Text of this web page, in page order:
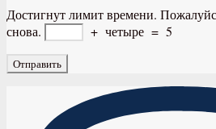
Достигнут лимит времени.
снова.
+ четыре = 5